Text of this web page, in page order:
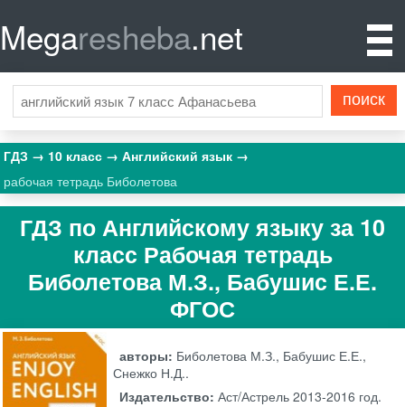
Megaresheba.net
ГДЗ 10 класс
Английский язык
рабочая тетрадь Биболетова
ГДЗ по Английскому языку за 10
класс Рабочая тетрадь
Биболетова М.З., Бабушис Е.Е.
ФГОС
авторы: Биболетова М.З., Бабушис Е.Е.,
Снежко Н.Д..
Издательство:Аст/Астрель 2013-2016 год.